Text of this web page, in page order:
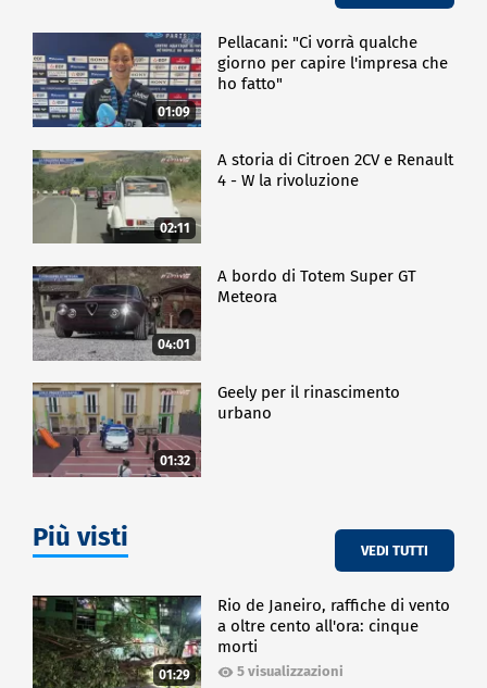
01:09
Pellacani: "Ci vorrà qualche
giorno per capire l'impresa che
ho fatto"
02:11
A storia di Citroen 2CV e Renault
4 - W la rivoluzione
04:01
A bordo di Totem Super GT
Meteora
01:32
Geely per il rinascimento
urbano
Più visti VEDI TUTTI
01:29
Rio de Janeiro, raffiche di vento
a oltre cento all'ora: cinque
morti
5 visualizzazioni